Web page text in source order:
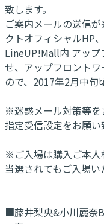
致します。
ご案内メールの送信
クトオフィシャルHP
LineUP!Mall内 アッ
せ、アップフロント
ので、2017年2月中旬
※迷惑メール対策等
指定受信設定をお願い
※ご入場は購入ご本人
当選されてもご入場い
■藤井梨央&小川麗奈